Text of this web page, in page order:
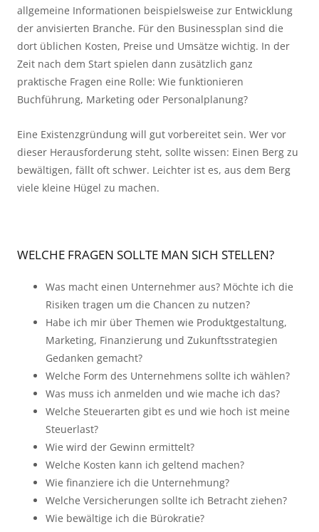
allgemeine Informationen beispielsweise zur Entwicklung
der anvisierten Branche. Für den Businessplan sind die
dort üblichen Kosten, Preise und Umsätze wichtig. In der
Zeit nach dem Start spielen dann zusätzlich ganz
praktische Fragen eine Rolle: Wie funktionieren
Buchführung, Marketing oder Personalplanung?
Eine Existenzgründung will gut vorbereitet sein. Wer vor
dieser Herausforderung steht, sollte wissen: Einen Berg zu
bewältigen, fällt oft schwer. Leichter ist es, aus dem Berg
viele kleine Hügel zu machen.
WELCHE FRAGEN SOLLTE MAN SICH STELLEN?
Was macht einen Unternehmer aus? Möchte ich die
Risiken tragen um die Chancen zu nutzen?
Habe ich mir über Themen wie Produktgestaltung,
Marketing, Finanzierung und Zukunftsstrategien
Gedanken gemacht?
Welche Form des Unternehmens sollte ich wählen?
Was muss ich anmelden und wie mache ich das?
Welche Steuerarten gibt es und wie hoch ist meine
Steuerlast?
Wie wird der Gewinn ermittelt?
Welche Kosten kann ich geltend machen?
Wie finanziere ich die Unternehmung?
Welche Versicherungen sollte ich Betracht ziehen?
Wie bewältige ich die Bürokratie?